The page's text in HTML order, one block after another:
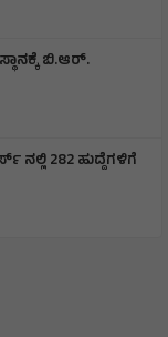
ಬಿ.ಆರ್.
282 ಹುದ್ದೆಗಳಿಗೆ